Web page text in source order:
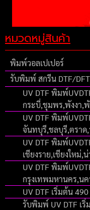
หมวดหมู่สินค้า
พิมพ์วอลเปเปอร์
รับพิมพ์ สกรีน DTF/DFT
UV DTF พิมพ์
กระบี่,ชุมพร,พังงา,
UV DTF พิมพ์
จันทบุรี,ชลบุรี,ตราด,
UV DTF พิมพ์
เชียงราย,เชียงใหม่
UV DTF พิมพ์
กรุงเทพมหานคร,น
UV DTF เริ่มต้น
รับพิมพ์ UV DTF เ